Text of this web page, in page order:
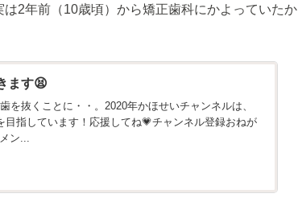
2年前（10歳頃）から矯正歯科にかよっていたか
ます😫
を抜くことに・・。2020年かほせいチャンネルは、
目指しています！応援してね💗チャンネル登録おねが
ン...